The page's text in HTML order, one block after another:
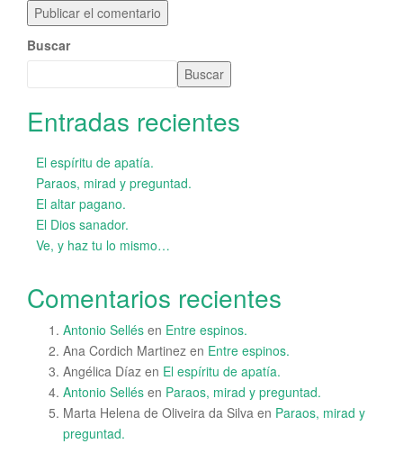
Buscar
Buscar
Entradas recientes
El espíritu de apatía.
Paraos, mirad y preguntad.
El altar pagano.
El Dios sanador.
Ve, y haz tu lo mismo…
Comentarios recientes
Antonio Sellés en Entre espinos.
Ana Cordich Martinez en Entre espinos.
Angélica Díaz en El espíritu de apatía.
Antonio Sellés en Paraos, mirad y preguntad.
Marta Helena de Oliveira da Silva en Paraos, mirad y
preguntad.